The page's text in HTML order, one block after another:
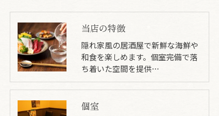
当店の特徴
隠れ家風の居酒屋で新鮮な海鮮や
和食を楽しめます。個室完備で落
ち着いた空間を提供…
個室